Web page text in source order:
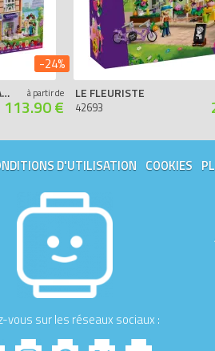
LE GRAND HÔTEL DE HEARTLAKE CITY à partir de
113.90 €
-24%
LE FLEURISTE
42693
D'UTILISATION COOKIES
vous sur les réseaux sociaux :